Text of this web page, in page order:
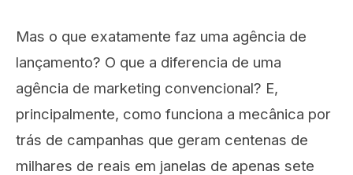
Mas o que exatamente faz uma agência de
lançamento? O que a diferencia de uma
agência de marketing convencional? E,
principalmente, como funciona a mecânica por
trás de campanhas que geram centenas de
milhares de reais em janelas de apenas sete